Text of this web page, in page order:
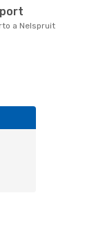
a Nelspruit